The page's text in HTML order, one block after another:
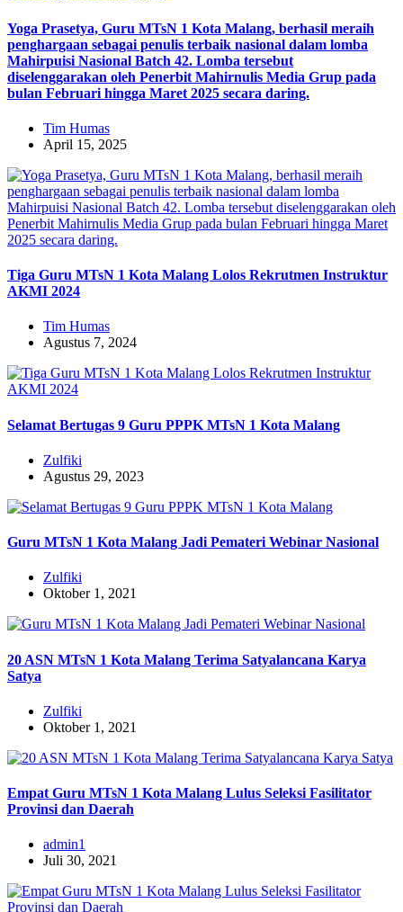
Yoga Prasetya, Guru MTsN 1 Kota Malang, berhasil meraih
penghargaan sebagai penulis terbaik nasional dalam lomba
Mahirpuisi Nasional Batch 42. Lomba tersebut
diselenggarakan oleh Penerbit Mahirnulis Media Grup pada
bulan Februari hingga Maret 2025 secara daring.
Tim Humas
April 15, 2025
Tiga Guru MTsN 1 Kota Malang Lolos Rekrutmen Instruktur
AKMI 2024
Tim Humas
Agustus 7, 2024
Selamat Bertugas 9 Guru PPPK MTsN 1 Kota Malang
Zulfiki
Agustus 29, 2023
Guru MTsN 1 Kota Malang Jadi Pemateri Webinar Nasional
Zulfiki
Oktober 1, 2021
20 ASN MTsN 1 Kota Malang Terima Satyalancana Karya
Satya
Zulfiki
Oktober 1, 2021
Empat Guru MTsN 1 Kota Malang Lulus Seleksi Fasilitator
Provinsi dan Daerah
admin1
Juli 30, 2021